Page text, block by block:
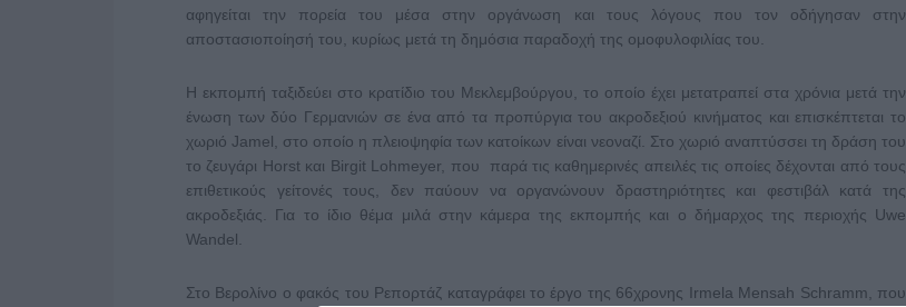
αφηγείται την πορεία του μέσα στην οργάνωση και τους λόγους που τον οδήγησαν στην
αποστασιοποίησή του, κυρίως μετά τη δημόσια παραδοχή της ομοφυλοφιλίας του.
Η εκπομπή ταξιδεύει στο κρατίδιο του Μεκλεμβούργου, το οποίο έχει μετατραπεί στα χρόνια μετά την
ένωση των δύο Γερμανιών σε ένα από τα προπύργια του ακροδεξιού κινήματος και επισκέπτεται το
χωριό Jamel, στο οποίο η πλειοψηφία των κατοίκων είναι νεοναζί. Στο χωριό αναπτύσσει τη δράση του
το ζευγάρι Horst και Birgit Lohmeyer, που παρά τις καθημερινές απειλές τις οποίες δέχονται από τους
επιθετικούς γείτονές τους, δεν παύουν να οργανώνουν δραστηριότητες και φεστιβάλ κατά της
ακροδεξιάς. Για το ίδιο θέμα μιλά στην κάμερα της εκπομπής και ο δήμαρχος της περιοχής Uwe
Wandel.
Στο Βερολίνο ο φακός του Ρεπορτάζ καταγράφει το έργο της 66χρονης Irmela Mensah Schramm, που